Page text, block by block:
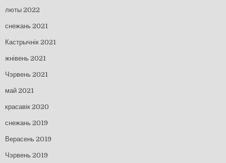
люты 2022
снежань 2021
Кастрычнік 2021
жнівень 2021
Чэрвень 2021
май 2021
красавік 2020
снежань 2019
Верасень 2019
Чэрвень 2019